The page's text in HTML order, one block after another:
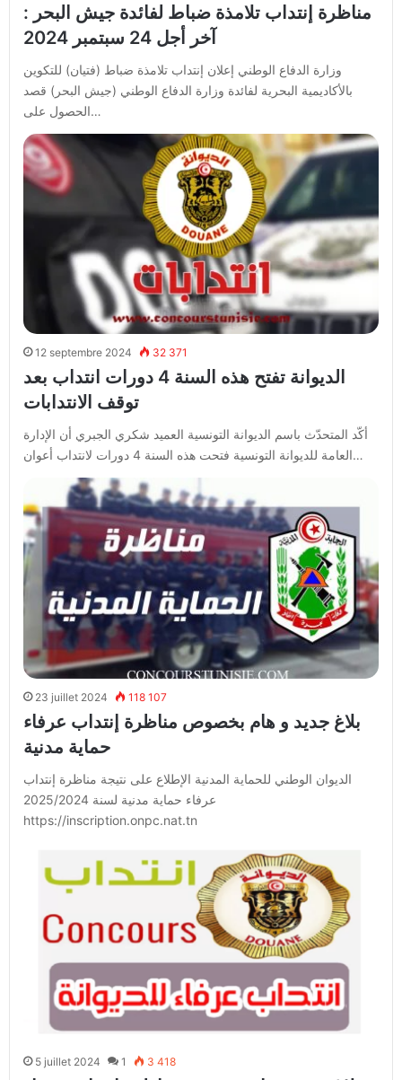
مناظرة إنتداب تلامذة ضباط لفائدة جيش البحر :
آخر أجل 24 سبتمبر 2024
وزارة الدفاع الوطني إعلان إنتداب تلامذة ضباط (فتيان) للتكوين
بالأكاديمية البحرية لفائدة وزارة الدفاع الوطني (جيش البحر) قصد
الحصول على…
12 septembre 2024 32 371
الديوانة تفتح هذه السنة 4 دورات انتداب بعد
توقف الانتدابات
أكّد المتحدّث باسم الديوانة التونسية العميد شكري الجبري أن الإدارة
العامة للديوانة التونسية فتحت هذه السنة 4 دورات لانتداب أعوان…
23 juillet 2024 118 107
بلاغ جديد و هام بخصوص مناظرة إنتداب عرفاء
حماية مدنية
الديوان الوطني للحماية المدنية الإطلاع على نتيجة مناظرة إنتداب
عرفاء حماية مدنية لسنة 2025/2024
https://inscription.onpc.nat.tn
5 juillet 2024 1 3 418